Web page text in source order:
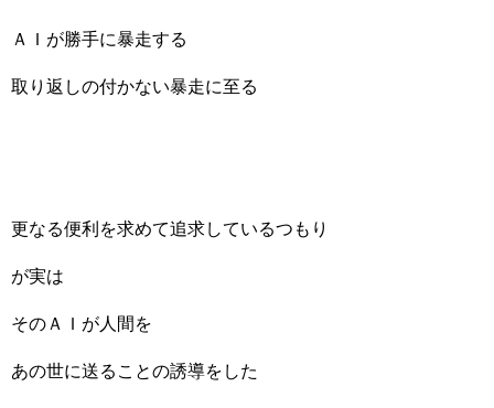
ＡＩが勝手に暴走する
取り返しの付かない暴走に至る
更なる便利を求めて追求しているつもり
が実は
そのＡＩが人間を
あの世に送ることの誘導をした